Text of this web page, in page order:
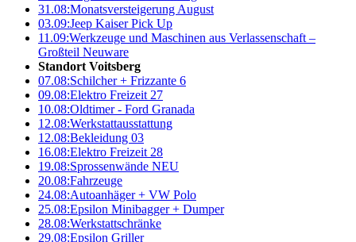
31.08:Monatsversteigerung August
03.09:Jeep Kaiser Pick Up
11.09:Werkzeuge und Maschinen aus Verlassenschaft –
Großteil Neuware
Standort Voitsberg
07.08:Schilcher + Frizzante 6
09.08:Elektro Freizeit 27
10.08:Oldtimer - Ford Granada
12.08:Werkstattausstattung
12.08:Bekleidung 03
16.08:Elektro Freizeit 28
19.08:Sprossenwände NEU
20.08:Fahrzeuge
24.08:Autoanhäger + VW Polo
25.08:Epsilon Minibagger + Dumper
28.08:Werkstattschränke
29.08:Epsilon Griller